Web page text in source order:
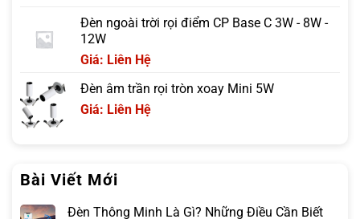
Đèn ngoài trời rọi điểm CP Base C 3W - 8W -
12W
Giá: Liên Hệ
Đèn âm trần rọi tròn xoay Mini 5W
Giá: Liên Hệ
Bài Viết Mới
Đèn Thông Minh Là Gì? Những Điều Cần Biết